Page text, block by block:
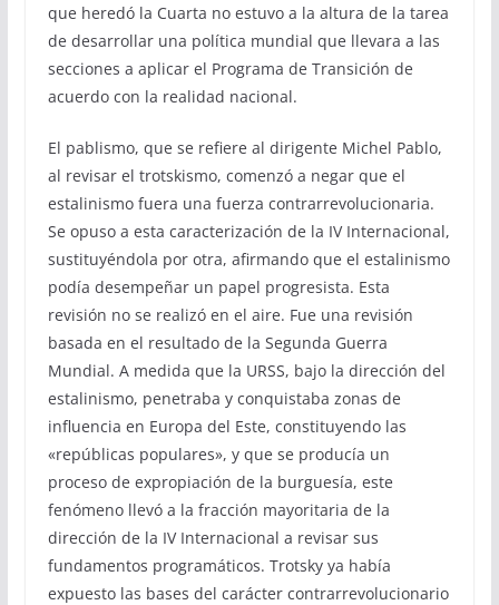
que heredó la Cuarta no estuvo a la altura de la tarea
de desarrollar una política mundial que llevara a las
secciones a aplicar el Programa de Transición de
acuerdo con la realidad nacional.
El pablismo, que se refiere al dirigente Michel Pablo,
al revisar el trotskismo, comenzó a negar que el
estalinismo fuera una fuerza contrarrevolucionaria.
Se opuso a esta caracterización de la IV Internacional,
sustituyéndola por otra, afirmando que el estalinismo
podía desempeñar un papel progresista. Esta
revisión no se realizó en el aire. Fue una revisión
basada en el resultado de la Segunda Guerra
Mundial. A medida que la URSS, bajo la dirección del
estalinismo, penetraba y conquistaba zonas de
influencia en Europa del Este, constituyendo las
«repúblicas populares», y que se producía un
proceso de expropiación de la burguesía, este
fenómeno llevó a la fracción mayoritaria de la
dirección de la IV Internacional a revisar sus
fundamentos programáticos. Trotsky ya había
expuesto las bases del carácter contrarrevolucionario